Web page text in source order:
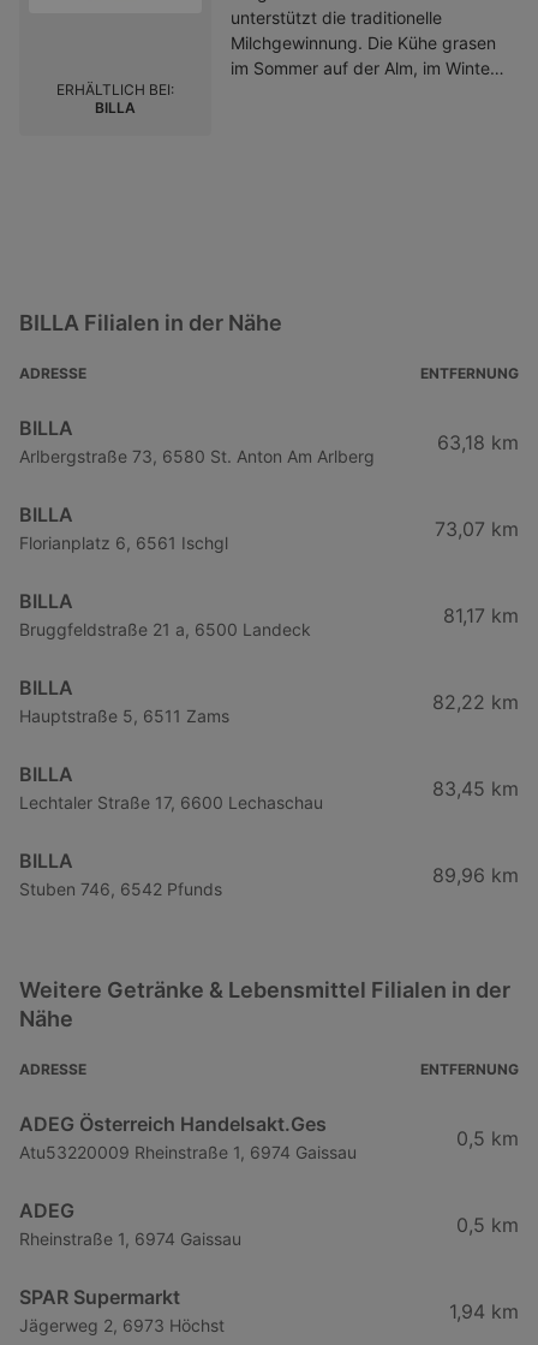
unterstützt die traditionelle
Milchgewinnung. Die Kühe grasen
im Sommer auf der Alm, im Winter
ERHÄLTLICH BEI:
BILLA
BILLA Filialen in der Nähe
ADRESSE ENTFERNUNG
BILLA
Arlbergstraße 73, 6580 St. Anton Am Arlberg
63,18 km
BILLA
Florianplatz 6, 6561 Ischgl
73,07 km
BILLA
Bruggfeldstraße 21 a, 6500 Landeck
81,17 km
BILLA
Hauptstraße 5, 6511 Zams
82,22 km
BILLA
Lechtaler Straße 17, 6600 Lechaschau
83,45 km
BILLA
Stuben 746, 6542 Pfunds
89,96 km
Weitere Getränke & Lebensmittel Filialen in der
Nähe
ADRESSE ENTFERNUNG
ADEG Österreich Handelsakt.Ges
Atu53220009 Rheinstraße 1, 6974 Gaissau
0,5 km
ADEG
Rheinstraße 1, 6974 Gaissau
0,5 km
SPAR Supermarkt
Jägerweg 2, 6973 Höchst
1,94 km